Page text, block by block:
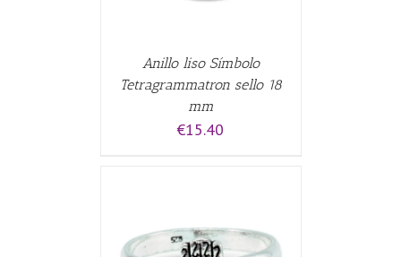
Anillo liso Símbolo
Tetragrammatron sello 18
mm
€15.40